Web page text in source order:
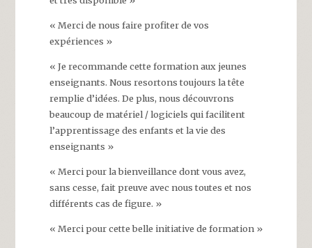
« Merci de nous faire profiter de vos
expériences »
« Je recommande cette formation aux jeunes
enseignants. Nous resortons toujours la tête
remplie d’idées. De plus, nous découvrons
beaucoup de matériel / logiciels qui facilitent
l’apprentissage des enfants et la vie des
enseignants »
« Merci pour la bienveillance dont vous avez,
sans cesse, fait preuve avec nous toutes et nos
différents cas de figure. »
« Merci pour cette belle initiative de formation »